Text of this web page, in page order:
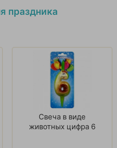
праздника
Свеча в виде
животных цифра 6